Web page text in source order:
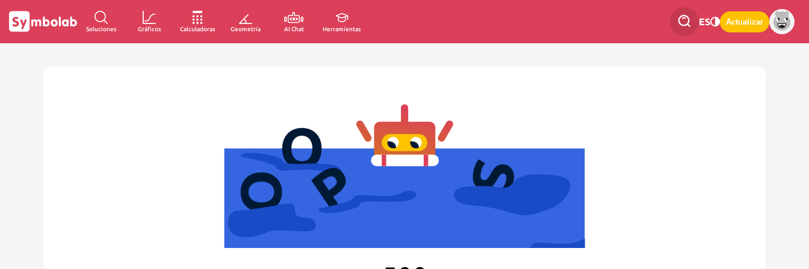
Soluciones Gráficos Calculadoras Geometría AI Chat Herramientas
ES Actualizar